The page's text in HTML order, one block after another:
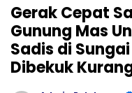
Gerak Cepat
Gunung Mas
Sadis di
Dibekuk